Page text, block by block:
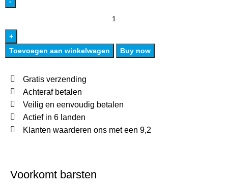
Toevoegen aan winkelwagen Buy now
Gratis verzending
Achteraf betalen
Veilig en eenvoudig betalen
Actief in 6 landen
Klanten waarderen ons met een 9,2
Voorkomt barsten